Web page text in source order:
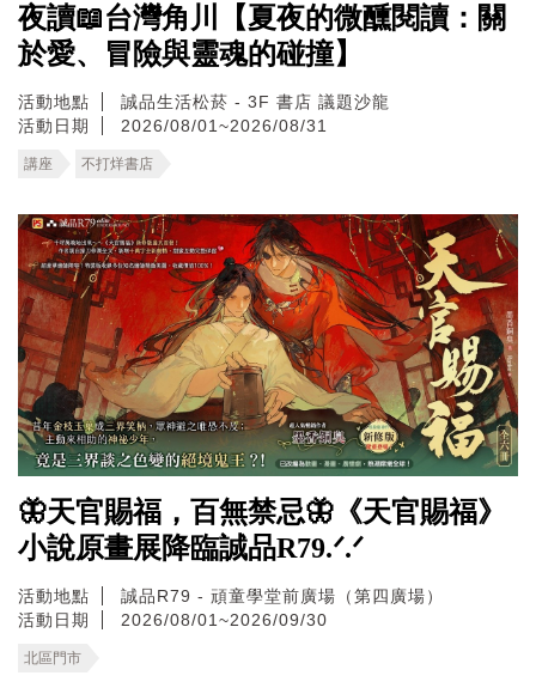
夜讀📖台灣角川【夏夜的微醺閱讀：關
於愛、冒險與靈魂的碰撞】
活動地點
誠品生活松菸 - 3F 書店 議題沙龍
活動日期
2026/08/01~2026/08/31
講座 不打烊書店
🦋天官賜福，百無禁忌🦋《天官賜福》
小說原畫展降臨誠品R79.ᐟ.ᐟ
活動地點
誠品R79 - 頑童學堂前廣場（第四廣場）
活動日期
2026/08/01~2026/09/30
北區門市